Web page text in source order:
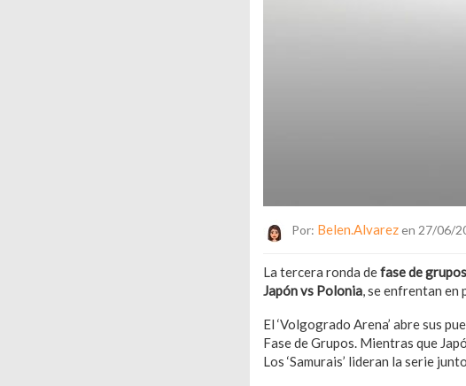
Por: Belen.alvarezen 27/06/
La tercera ronda defase de
Japón vs Polonia, se enfrentan en
El ‘Volgogrado Arena’ abre sus
Fase de Grupos. Mientras que
Los ‘Samurais’ lideran la serie